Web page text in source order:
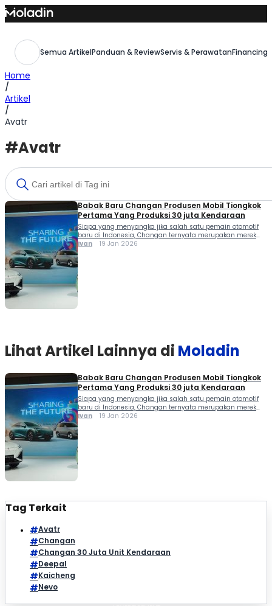
Skip
to
Semua ArtikelPanduan & ReviewServis & Perawatan
Home
/
Artikel
/
Avatr
#Avatr
Babak Baru Changan Produsen Mobil Tiongkok
Pertama Yang Produksi 30 juta Kendaraan
Siapa yang menyangka jika salah satu pemain otomotif
baru di Indonesia, Changan ternyata merupakan merek
kawakan. Hal ini dibuktikan dengan torehan produksi mobil
Ivan 19 Jan 2026
Lihat Artikel Lainnya di Moladin
Babak Baru Changan Produsen Mobil Tiongkok
Pertama Yang Produksi 30 juta Kendaraan
Siapa yang menyangka jika salah satu pemain otomotif
baru di Indonesia, Changan ternyata merupakan merek
kawakan. Hal ini dibuktikan dengan torehan produksi mobil
Ivan 19 Jan 2026
Tag Terkait
Avatr
Changan
Changan 30 Juta Unit Kendaraan
Deepal
Kaicheng
Nevo